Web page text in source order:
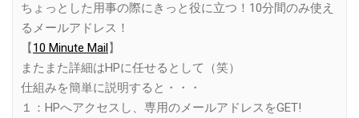
ちょっとした用事の際にきっと役に立つ！10分間のみ使え
るメールアドレス！
【10 Minute Mail】
またまた詳細はHPに任せるとして（笑）
仕組みを簡単に説明すると・・・
１：HPへアクセスし、専用のメールアドレスをGET!